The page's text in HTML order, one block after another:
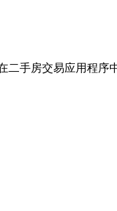
二手房交易应用程序